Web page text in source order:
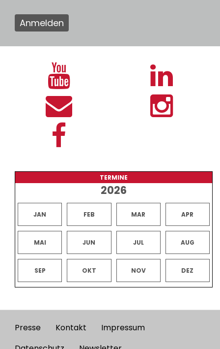
Anmelden
TERMINE
2026
JAN FEB MAR APR
MAI JUN JUL AUG
SEP OKT NOV DEZ
Footer
Presse Kontakt
Impressum